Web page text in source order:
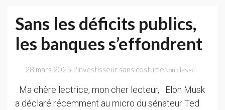
Sans les déficits publics,
les banques s’effondrent
28 mars 2025 L'investisseur sans costumeNon classé
Ma chère lectrice, mon cher lecteur, Elon Musk
a déclaré récemment au micro du sénateur Ted